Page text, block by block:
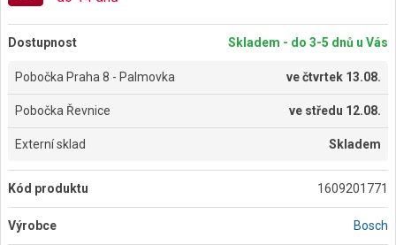
Dostupnost Skladem - do 3-5 dnů u Vás
Pobočka Praha 8 - Palmovka večtvrtek 13.08.
Pobočka Řevnice ve středu 12.08.
Externí sklad Skladem
Kód produktu 1609201771
Výrobce Bosch